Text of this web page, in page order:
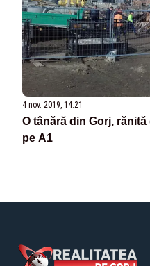
4 nov. 2019, 14:21
O tânără din Gorj,
pe A1